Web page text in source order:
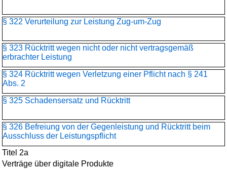
§ 322 Verurteilung zur Leistung Zug-um-Zug
§ 323 Rücktritt wegen nicht oder nicht vertragsgemäß
erbrachter Leistung
§ 324 Rücktritt wegen Verletzung einer Pflicht nach § 241
Abs. 2
§ 325 Schadensersatz und Rücktritt
§ 326 Befreiung von der Gegenleistung und Rücktritt beim
Ausschluss der Leistungspflicht
Titel 2a
Verträge über digitale Produkte